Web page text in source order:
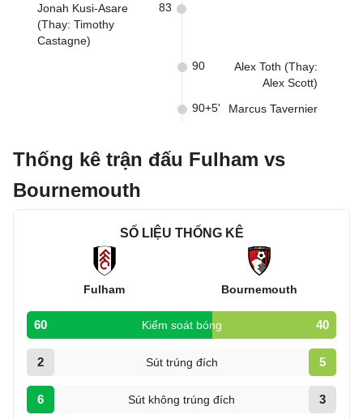
Jonah Kusi-Asare
(Thay: Timothy
Castagne)
83
Alex Toth (Thay:
Alex Scott)
90
Marcus Tavernier
90+5'
Thống kê trận đấu Fulham vs
Bournemouth
SỐ LIỆU THỐNG KÊ
Fulham Bournemouth
60 Kiểm soát bóng 40
2 Sút trúng đích 5
6 Sút không trúng đích 3